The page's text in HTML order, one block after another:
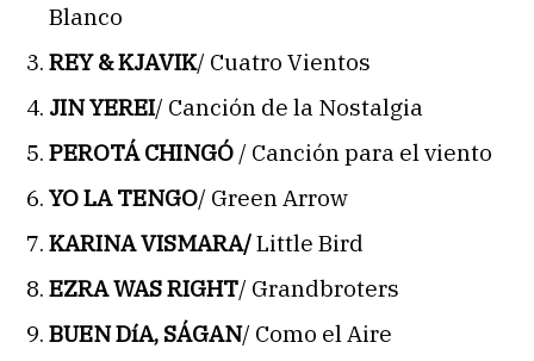
Blanco
REY & KJAVIK/ Cuatro Vientos
JIN YEREI/ Canción de la Nostalgia
PEROTÁ CHINGÓ / Canción para el viento
YO LA TENGO/ Green Arrow
KARINA VISMARA/Little Bird
EZRA WAS RIGHT/ Grandbroters
BUEN DíA, SÁGAN/ Como el Aire